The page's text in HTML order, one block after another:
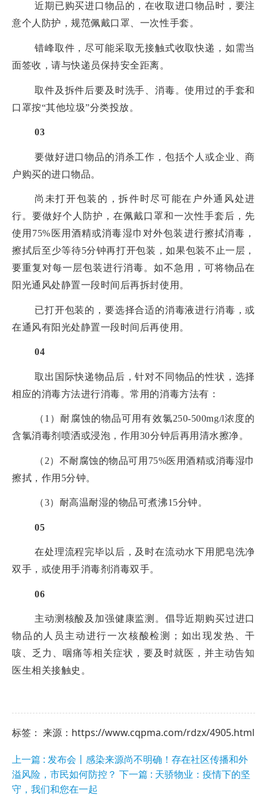
近期已购买进口物品的，在收取进口物品时，要注
意个人防护，规范佩戴口罩、一次性手套。
错峰取件，尽可能采取无接触式收取快递，如需当
面签收，请与快递员保持安全距离。
取件及拆件后要及时洗手、消毒。使用过的手套和
口罩按“其他垃圾”分类投放。
03
要做好进口物品的消杀工作，包括个人或企业、商
户购买的进口物品。
尚未打开包装的，拆件时尽可能在户外通风处进
行。要做好个人防护，在佩戴口罩和一次性手套后，先
使用75%医用酒精或消毒湿巾对外包装进行擦拭消毒，
擦拭后至少等待5分钟再打开包装，如果包装不止一层，
要重复对每一层包装进行消毒。如不急用，可将物品在
阳光通风处静置一段时间后再拆封使用。
已打开包装的，要选择合适的消毒液进行消毒，或
在通风有阳光处静置一段时间后再使用。
04
取出国际快递物品后，针对不同物品的性状，选择
相应的消毒方法进行消毒。常用的消毒方法有：
（1）耐腐蚀的物品可用有效氯250-500mg/l浓度的
含氯消毒剂喷洒或浸泡，作用30分钟后再用清水擦净。
（2）不耐腐蚀的物品可用75%医用酒精或消毒湿巾
擦拭，作用5分钟。
（3）耐高温耐湿的物品可煮沸15分钟。
05
在处理流程完毕以后，及时在流动水下用肥皂洗净
双手，或使用手消毒剂消毒双手。
06
主动测核酸及加强健康监测。倡导近期购买过进口
物品的人员主动进行一次核酸检测；如出现发热、干
咳、乏力、咽痛等相关症状，要及时就医，并主动告知
医生相关接触史。
标签： 来源：https://www.cqpma.com/rdzx/4905.html
上一篇 : 发布会丨感染来源尚不明确！存在社区传播和外
溢风险，市民如何防控？ 下一篇 : 天骄物业：疫情下的坚
守，我们和您在一起